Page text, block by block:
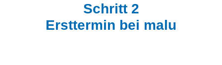
Schritt 2
Ersttermin bei malu